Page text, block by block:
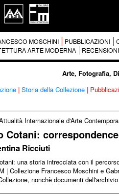
MOSCHINI PUBBLICAZIONI
ARTE MODERNA
Arte, Fotografia,
| Storia della Collezione |
Internazionale d'Arte
Cotani:
Ricciuti
una storia intrecciata con il
| Collezione Francesco Moschini e
nonchè documenti